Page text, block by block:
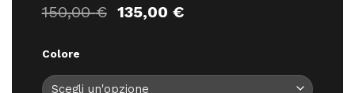
150,00€ Il
150,00 €.
135,00 €Il
135,00 €.
Colore